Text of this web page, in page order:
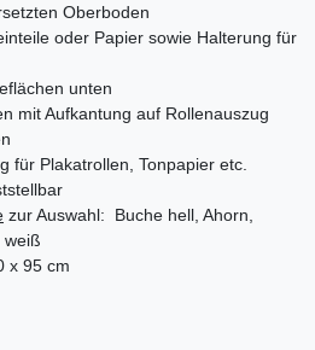
Oberboden
oder Papier sowie Halterung für
unten
mit Aufkantung auf Rollenauszug
für Plakatrollen, Tonpapier etc.
zur Auswahl:
Buche hell, Ahorn,
weiß
x 95 cm